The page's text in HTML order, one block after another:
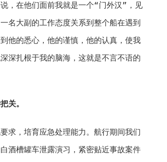
，在他们面前我就是一个“门外汉”，见
名大副的工作态度关系到整个船在遇到
他的悉心，他的谨慎，他的认真，使我
深扎根于我的脑海，这就是不言不语的
关。
求，培育应急处理能力。航行期间我们
酒槽罐车泄露演习，紧密贴近事故案件